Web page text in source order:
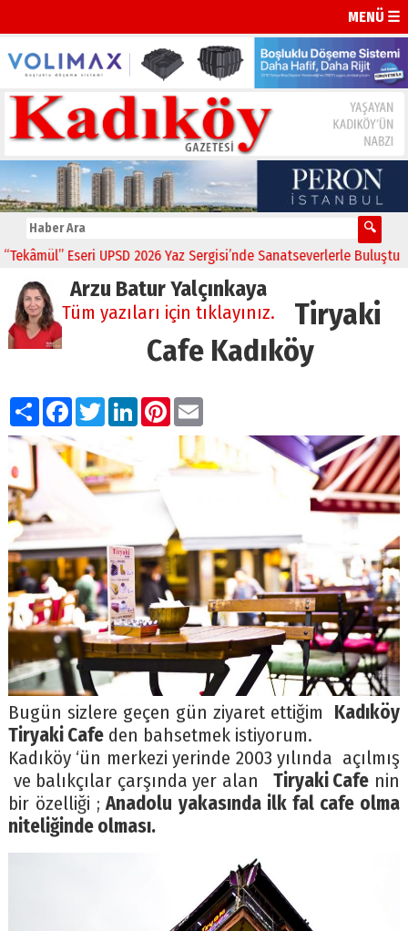
MENÜ ☰
Eseri UPSD 2026 Yaz Sergisi’nde Sanatseverlerle Buluştu 11:21
Arzu Batur Yalçınkaya
Tüm yazıları için tıklayınız.
Tiryaki
Cafe Kadıköy
PaylaşFacebook
TwitterLinkedIn
Pinterest
Email
Bugün sizlere geçen gün ziyaret ettiğim Kadıköy
Tiryaki Cafeden bahsetmek istiyorum.
Kadıköy ‘ün merkezi yerinde 2003 yılında açılmış
ve balıkçılar çarşında yer alan
Tiryaki Cafe nin
bir özelliği ; Anadolu yakasında ilk fal cafe olma
niteliğinde olması.